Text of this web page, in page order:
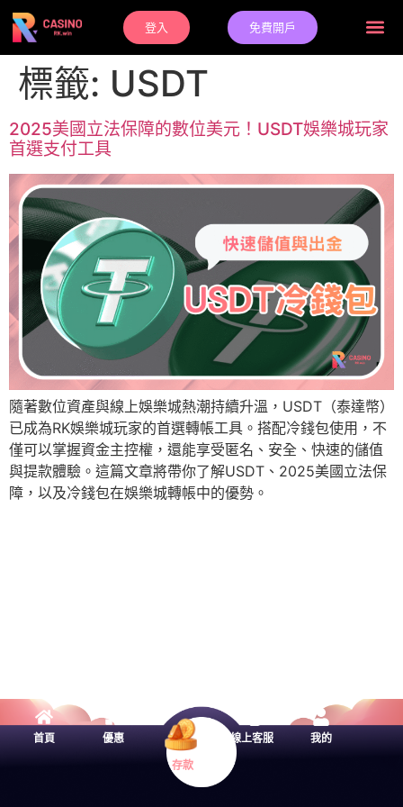
登入 免費開戶
標籤: USDT
2025美國立法保障的數位美元！USDT娛樂城玩家
首選支付工具
隨著數位資產與線上娛樂城熱潮持續升溫，USDT（泰達幣）
已成為RK娛樂城玩家的首選轉帳工具。搭配冷錢包使用，不
僅可以掌握資金主控權，還能享受匿名、安全、快速的儲值
與提款體驗。這篇文章將帶你了解USDT、2025美國立法保
障，以及冷錢包在娛樂城轉帳中的優勢。
首頁 優惠
存款
線上客服 我的